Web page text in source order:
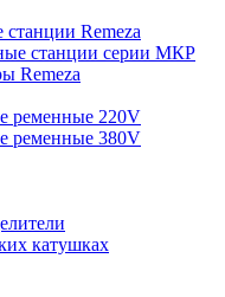
Remeza
станции серии МКР
Remeza
ременные 220V
ременные 380V
катушках